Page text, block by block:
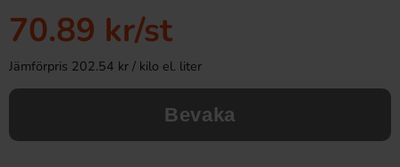
70.89 kr/st
Jämförpris 202.54 kr / kilo el. liter
Bevaka